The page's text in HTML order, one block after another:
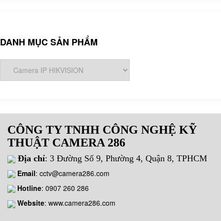
DANH MỤC SẢN PHẨM
CÔNG TY TNHH CÔNG NGHỆ KỸ
THUẬT CAMERA 286
Địa chỉ: 3 Đường Số 9, Phường 4, Quận 8, TPHCM
Email: cctv@camera286.com
Hotline: 0907 260 286
Website: www.camera286.com